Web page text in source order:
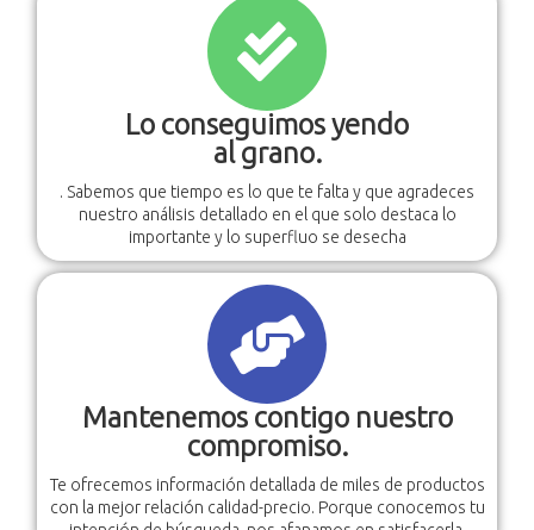
Lo conseguimos yendo
al grano.
. Sabemos que tiempo es lo que te falta y que agradeces
nuestro análisis detallado en el que solo destaca lo
importante y lo superfluo se desecha
Mantenemos contigo nuestro
compromiso.
Te ofrecemos información detallada de miles de productos
con la mejor relación calidad-precio. Porque conocemos tu